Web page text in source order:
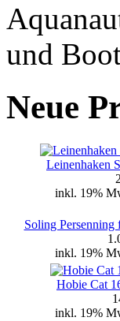
und
Neue
Leinenhaken
inkl. 19%
Soling Persenning
inkl. 19%
Hobie Cat
inkl. 19%